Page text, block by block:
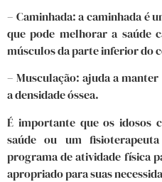
– Caminhada: a caminhada é
que pode melhorar a saúde
músculos da parte inferior do
– Musculação: ajuda a
a densidade óssea.
É importante que os idosos
saúde ou um
programa de atividade física
apropriado para suas